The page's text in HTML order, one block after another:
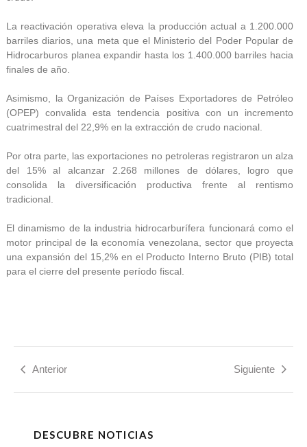
La reactivación operativa eleva la producción actual a 1.200.000
barriles diarios, una meta que el Ministerio del Poder Popular de
Hidrocarburos planea expandir hasta los 1.400.000 barriles hacia
finales de año.
Asimismo, la Organización de Países Exportadores de Petróleo
(OPEP) convalida esta tendencia positiva con un incremento
cuatrimestral del 22,9% en la extracción de crudo nacional.
Por otra parte, las exportaciones no petroleras registraron un alza
del 15% al alcanzar 2.268 millones de dólares, logro que
consolida la diversificación productiva frente al rentismo
tradicional.
El dinamismo de la industria hidrocarburífera funcionará como el
motor principal de la economía venezolana, sector que proyecta
una expansión del 15,2% en el Producto Interno Bruto (PIB) total
para el cierre del presente período fiscal.
Anterior Siguiente
DESCUBRE NOTICIAS